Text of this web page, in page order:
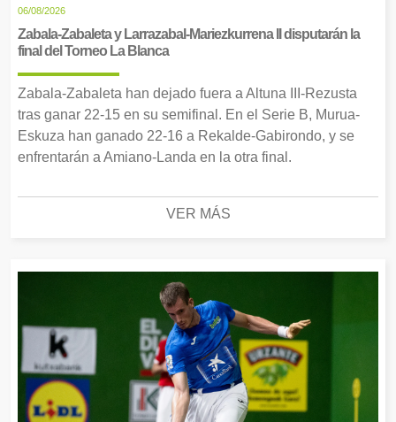
06/08/2026
Zabala-Zabaleta y Larrazabal-Mariezkurrena II disputarán la
final del Torneo La Blanca
Zabala-Zabaleta han dejado fuera a Altuna III-Rezusta
tras ganar 22-15 en su semifinal. En el Serie B, Murua-
Eskuza han ganado 22-16 a Rekalde-Gabirondo, y se
enfrentarán a Amiano-Landa en la otra final.
VER MÁS